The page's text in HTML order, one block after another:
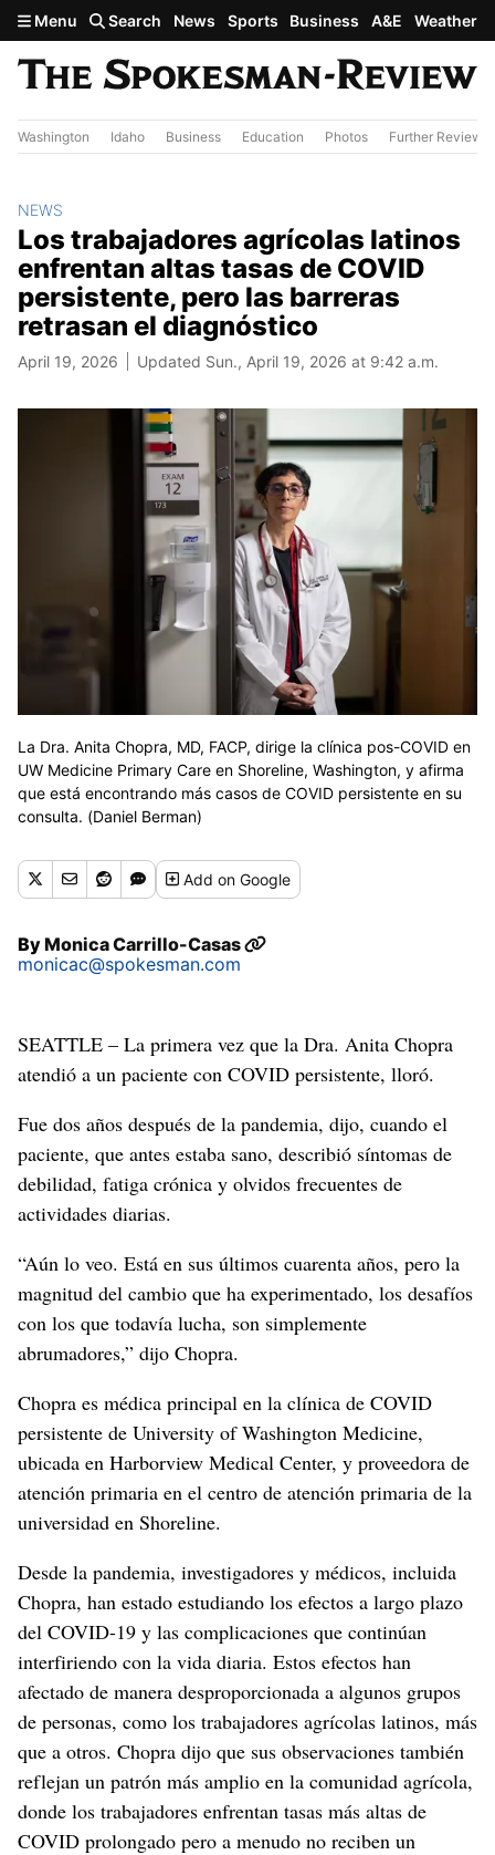
Skip to main content
Menu Search News Sports Business A&E Weather
Washington Idaho Business Education Photos Further Review
NEWS
Los trabajadores agrícolas latinos
enfrentan altas tasas de COVID
persistente, pero las barreras
retrasan el diagnóstico
April 19, 2026 Updated Sun., April 19, 2026 at 9:42 a.m.
La Dra. Anita Chopra, MD, FACP, dirige la clínica pos-COVID en
UW Medicine Primary Care en Shoreline, Washington, y afirma
que está encontrando más casos de COVID persistente en su
consulta. (Daniel Berman)
Addon Google
ByMonica Carrillo-Casas
monicac@spokesman.com
SEATTLE – La primera vez que la Dra. Anita Chopra
atendió a un paciente con COVID persistente, lloró.
Fue dos años después de la pandemia, dijo, cuando el
paciente, que antes estaba sano, describió síntomas de
debilidad, fatiga crónica y olvidos frecuentes de
actividades diarias.
“Aún lo veo. Está en sus últimos cuarenta años, pero la
magnitud del cambio que ha experimentado, los desafíos
con los que todavía lucha, son simplemente
abrumadores,” dijo Chopra.
Chopra es médica principal en la clínica de COVID
persistente de University of Washington Medicine,
ubicada en Harborview Medical Center, y proveedora de
atención primaria en el centro de atención primaria de la
universidad en Shoreline.
Desde la pandemia, investigadores y médicos, incluida
Chopra, han estado estudiando los efectos a largo plazo
del COVID-19 y las complicaciones que continúan
interfiriendo con la vida diaria. Estos efectos han
afectado de manera desproporcionada a algunos grupos
de personas, como los trabajadores agrícolas latinos, más
que a otros. Chopra dijo que sus observaciones también
reflejan un patrón más amplio en la comunidad agrícola,
donde los trabajadores enfrentan tasas más altas de
COVID prolongado pero a menudo no reciben un